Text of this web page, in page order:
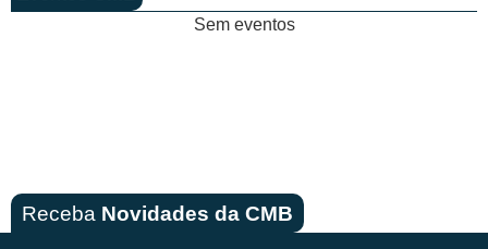
Sem eventos
Receba Novidades da CMB